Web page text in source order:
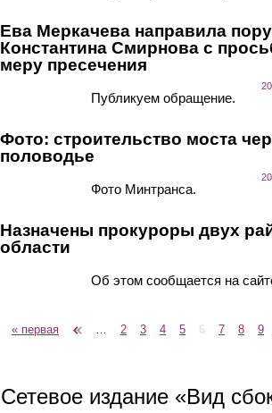
Ева Меркачева направила
Константина Смирнова с
меру пресечения
Публикуем обращение.
Фото: строительство моста
половодье
Фото Минтранса.
Назначены прокуроры двух
области
Об этом сообщается на
Страницы
« первая 2 3 4 5 6 7 8 9
Сетевое издание «Вид